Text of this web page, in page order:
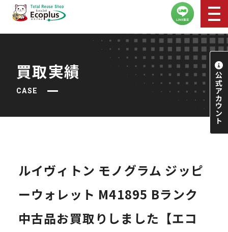
買取実績
CASE
ルイヴィトン モノグラム ジッピ
ーウォレット M41895 Bランク
中古品お買取りしました【エコ